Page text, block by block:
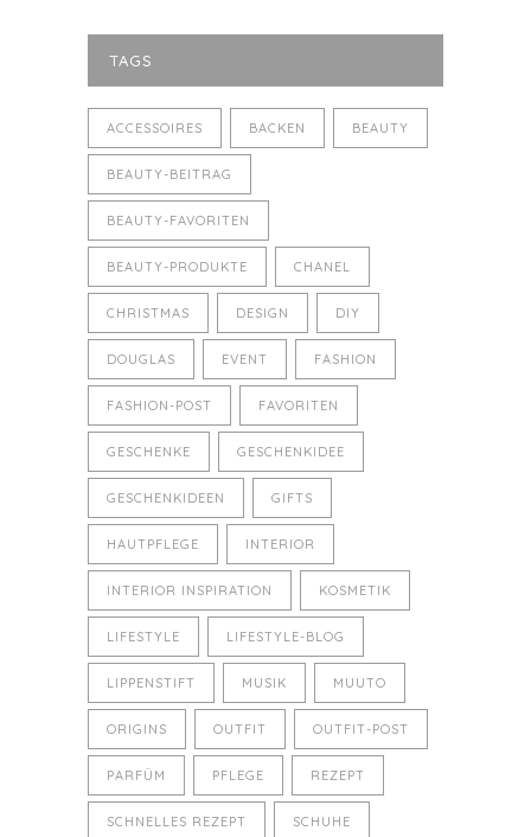
TAGS
ACCESSOIRES BACKEN BEAUTY
BEAUTY-BEITRAG
BEAUTY-FAVORITEN
BEAUTY-PRODUKTE CHANEL
CHRISTMAS DESIGN DIY
DOUGLAS EVENT FASHION
FASHION-POST FAVORITEN
GESCHENKE GESCHENKIDEE
GESCHENKIDEEN GIFTS
HAUTPFLEGE INTERIOR
INTERIOR INSPIRATION KOSMETIK
LIFESTYLE LIFESTYLE-BLOG
LIPPENSTIFT MUSIK MUUTO
ORIGINS OUTFIT OUTFIT-POST
PARFÜM PFLEGE REZEPT
SCHNELLES REZEPT SCHUHE